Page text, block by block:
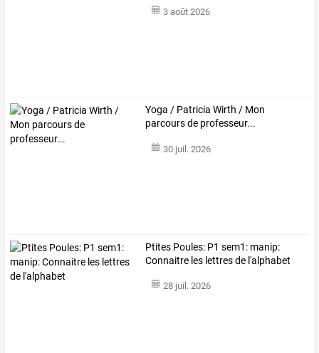
3 août 2026
Yoga / Patricia Wirth / Mon
parcours de professeur...
30 juil. 2026
Ptites Poules: P1 sem1: manip:
Connaitre les lettres de l'alphabet
28 juil. 2026